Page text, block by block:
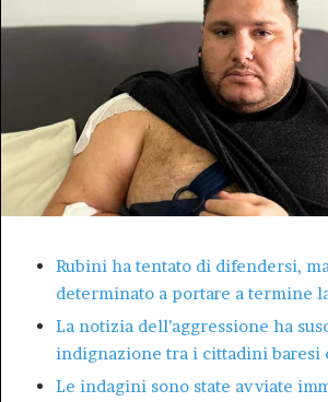
Rubini ha tentato di difendersi,
determinato a portare a termine
La notizia dell’aggressione ha
indignazione tra i cittadini baresi
Le indagini sono state avviate